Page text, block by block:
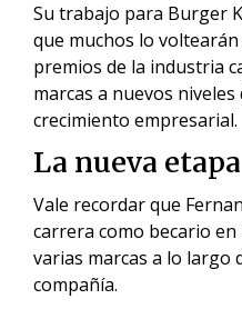
Su trabajo para Burger
que muchos lo
premios de la industria
marcas a nuevos
crecimiento empresarial.
La nueva etapa
Vale recordar que
carrera como becario
varias marcas a lo largo
compañía.